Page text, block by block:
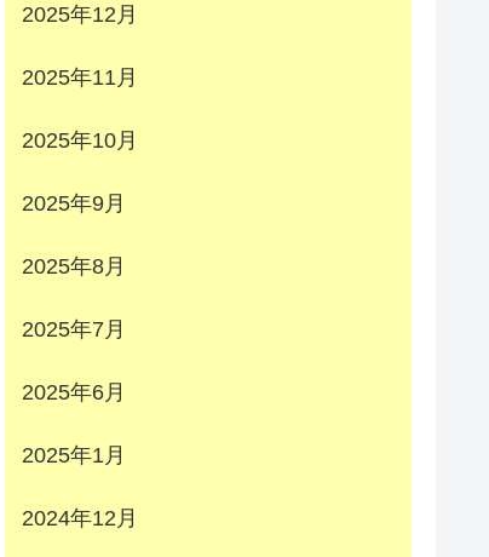
2025年12月
2025年11月
2025年10月
2025年9月
2025年8月
2025年7月
2025年6月
2025年1月
2024年12月